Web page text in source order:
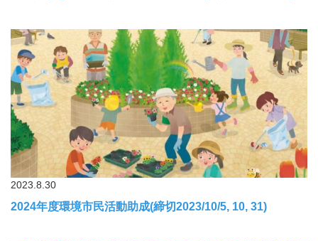
2023.8.30
2024年度環境市民活動助成(締切2023/10/5, 10, 31)